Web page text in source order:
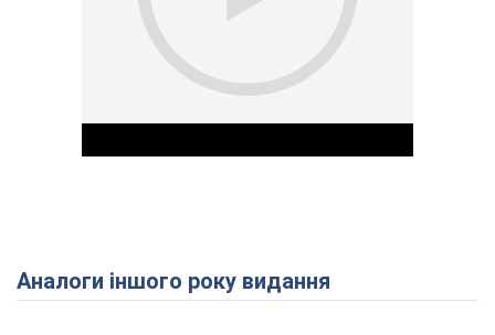
Play Video
Аналоги іншого року видання